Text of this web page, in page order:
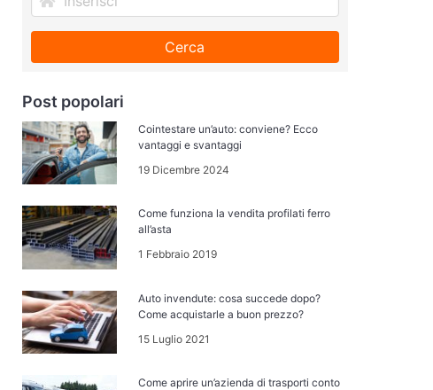
Cerca
Post popolari
Cointestare un’auto: conviene? Ecco
vantaggi e svantaggi
19 Dicembre 2024
Come funziona la vendita profilati ferro
all’asta
1 Febbraio 2019
Auto invendute: cosa succede dopo?
Come acquistarle a buon prezzo?
15 Luglio 2021
Come aprire un’azienda di trasporti conto